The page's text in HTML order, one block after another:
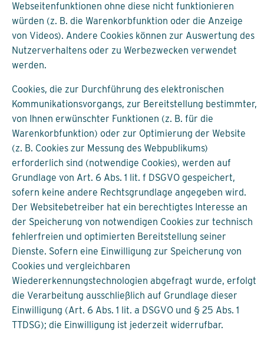
Webseitenfunktionen ohne diese nicht funktionieren
würden (z. B. die Warenkorbfunktion oder die Anzeige
von Videos). Andere Cookies können zur Auswertung des
Nutzerverhaltens oder zu Werbezwecken verwendet
werden.
Cookies, die zur Durchführung des elektronischen
Kommunikationsvorgangs, zur Bereitstellung bestimmter,
von Ihnen erwünschter Funktionen (z. B. für die
Warenkorbfunktion) oder zur Optimierung der Website
(z. B. Cookies zur Messung des Webpublikums)
erforderlich sind (notwendige Cookies), werden auf
Grundlage von Art. 6 Abs. 1 lit. f DSGVO gespeichert,
sofern keine andere Rechtsgrundlage angegeben wird.
Der Websitebetreiber hat ein berechtigtes Interesse an
der Speicherung von notwendigen Cookies zur technisch
fehlerfreien und optimierten Bereitstellung seiner
Dienste. Sofern eine Einwilligung zur Speicherung von
Cookies und vergleichbaren
Wiedererkennungstechnologien abgefragt wurde, erfolgt
die Verarbeitung ausschließlich auf Grundlage dieser
Einwilligung (Art. 6 Abs. 1 lit. a DSGVO und § 25 Abs. 1
TTDSG); die Einwilligung ist jederzeit widerrufbar.